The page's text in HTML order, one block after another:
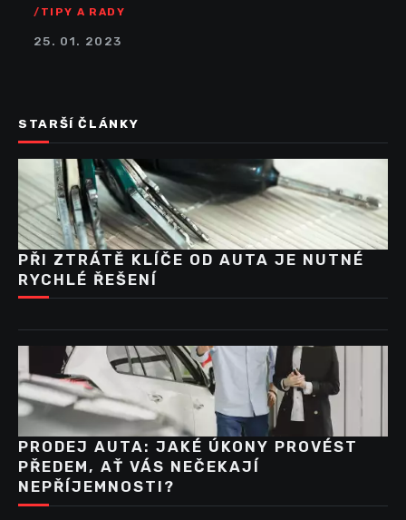
TIPY A RADY
25. 01. 2023
STARŠÍ ČLÁNKY
PŘI ZTRÁTĚ KLÍČE OD AUTA JE NUTNÉ
RYCHLÉ ŘEŠENÍ
PRODEJ AUTA: JAKÉ ÚKONY PROVÉST
PŘEDEM, AŤ VÁS NEČEKAJÍ
NEPŘÍJEMNOSTI?